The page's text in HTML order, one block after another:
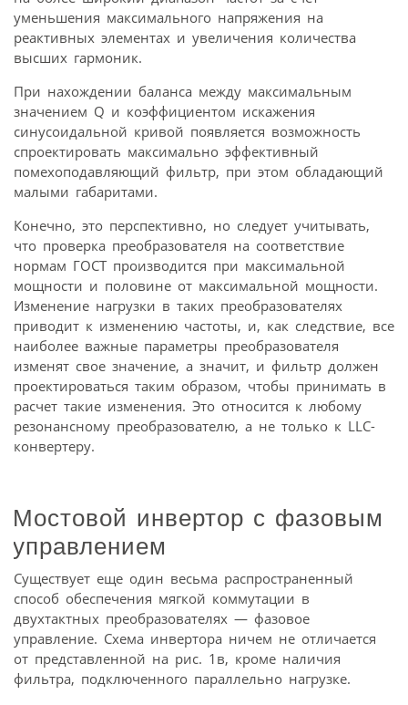
уменьшения максимального напряжения на
реактивных элементах и увеличения количества
высших гармоник.
При нахождении баланса между максимальным
значением Q и коэффициентом искажения
синусоидальной кривой появляется возможность
спроектировать максимально эффективный
помехоподавляющий фильтр, при этом обладающий
малыми габаритами.
Конечно, это перспективно, но следует учитывать,
что проверка преобразователя на соответствие
нормам ГОСТ производится при максимальной
мощности и половине от максимальной мощности.
Изменение нагрузки в таких преобразователях
приводит к изменению частоты, и, как следствие, все
наиболее важные параметры преобразователя
изменят свое значение, а значит, и фильтр должен
проектироваться таким образом, чтобы принимать в
расчет такие изменения. Это относится к любому
резонансному преобразователю, а не только к LLC-
конвертеру.
Мостовой инвертор с фазовым
управлением
Существует еще один весьма распространенный
способ обеспечения мягкой коммутации в
двухтактных преобразователях — фазовое
управление. Схема инвертора ничем не отличается
от представленной на рис. 1в, кроме наличия
фильтра, подключенного параллельно нагрузке.